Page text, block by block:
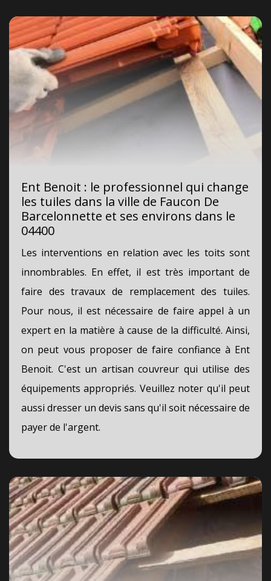
Ent Benoit : le professionnel qui change
les tuiles dans la ville de Faucon De
Barcelonnette et ses environs dans le
04400
Les interventions en relation avec les toits sont
innombrables. En effet, il est très important de
faire des travaux de remplacement des tuiles.
Pour nous, il est nécessaire de faire appel à un
expert en la matière à cause de la difficulté. Ainsi,
on peut vous proposer de faire confiance à Ent
Benoit. C'est un artisan couvreur qui utilise des
équipements appropriés. Veuillez noter qu'il peut
aussi dresser un devis sans qu'il soit nécessaire de
payer de l'argent.